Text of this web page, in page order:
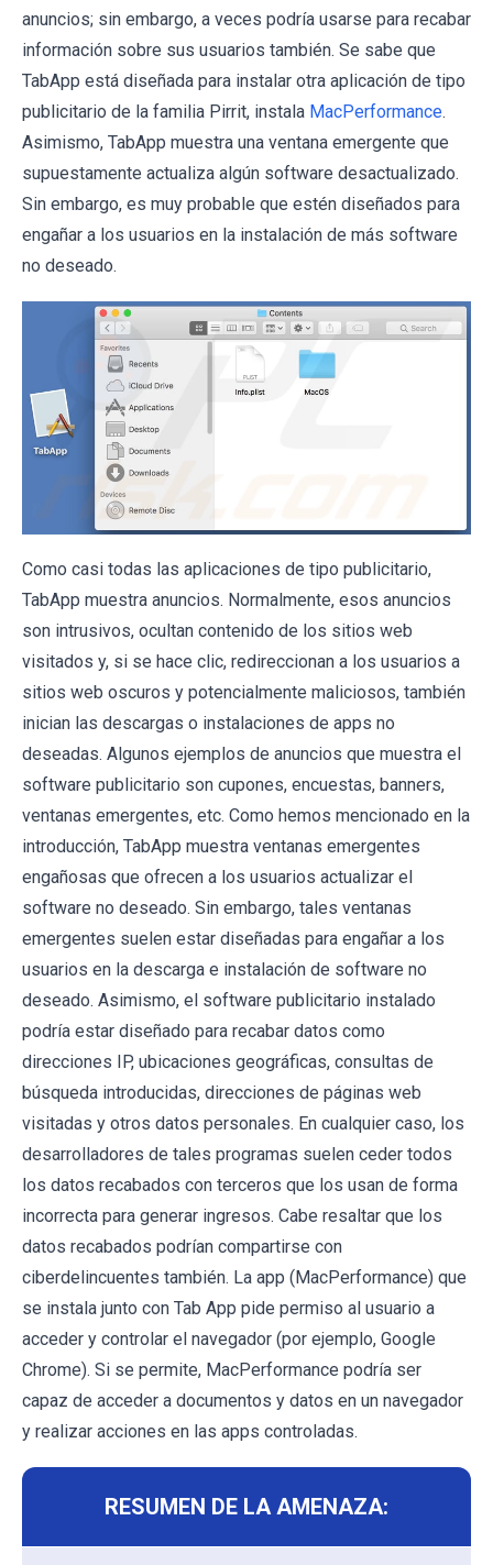
anuncios; sin embargo, a veces podría usarse para recabar
información sobre sus usuarios también. Se sabe que
TabApp está diseñada para instalar otra aplicación de tipo
publicitario de la familia Pirrit, instala MacPerformance.
Asimismo, TabApp muestra una ventana emergente que
supuestamente actualiza algún software desactualizado.
Sin embargo, es muy probable que estén diseñados para
engañar a los usuarios en la instalación de más software
no deseado.
Como casi todas las aplicaciones de tipo publicitario,
TabApp muestra anuncios. Normalmente, esos anuncios
son intrusivos, ocultan contenido de los sitios web
visitados y, si se hace clic, redireccionan a los usuarios a
sitios web oscuros y potencialmente maliciosos, también
inician las descargas o instalaciones de apps no
deseadas. Algunos ejemplos de anuncios que muestra el
software publicitario son cupones, encuestas, banners,
ventanas emergentes, etc. Como hemos mencionado en la
introducción, TabApp muestra ventanas emergentes
engañosas que ofrecen a los usuarios actualizar el
software no deseado. Sin embargo, tales ventanas
emergentes suelen estar diseñadas para engañar a los
usuarios en la descarga e instalación de software no
deseado. Asimismo, el software publicitario instalado
podría estar diseñado para recabar datos como
direcciones IP, ubicaciones geográficas, consultas de
búsqueda introducidas, direcciones de páginas web
visitadas y otros datos personales. En cualquier caso, los
desarrolladores de tales programas suelen ceder todos
los datos recabados con terceros que los usan de forma
incorrecta para generar ingresos. Cabe resaltar que los
datos recabados podrían compartirse con
ciberdelincuentes también. La app (MacPerformance) que
se instala junto con Tab App pide permiso al usuario a
acceder y controlar el navegador (por ejemplo, Google
Chrome). Si se permite, MacPerformance podría ser
capaz de acceder a documentos y datos en un navegador
y realizar acciones en las apps controladas.
RESUMEN DE LA AMENAZA: